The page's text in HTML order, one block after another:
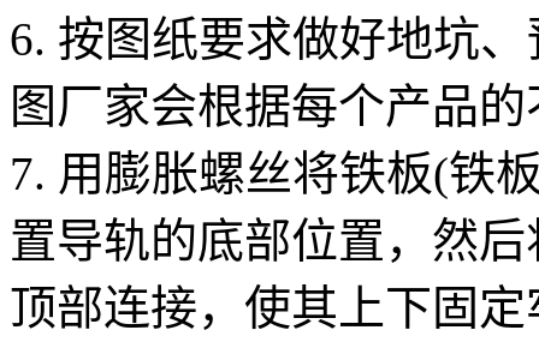
6. 按图纸要求做好地坑
图厂家会根据每个产品
7. 用膨胀螺丝将铁板(铁
置导轨的底部位置，然
顶部连接，使其上下固